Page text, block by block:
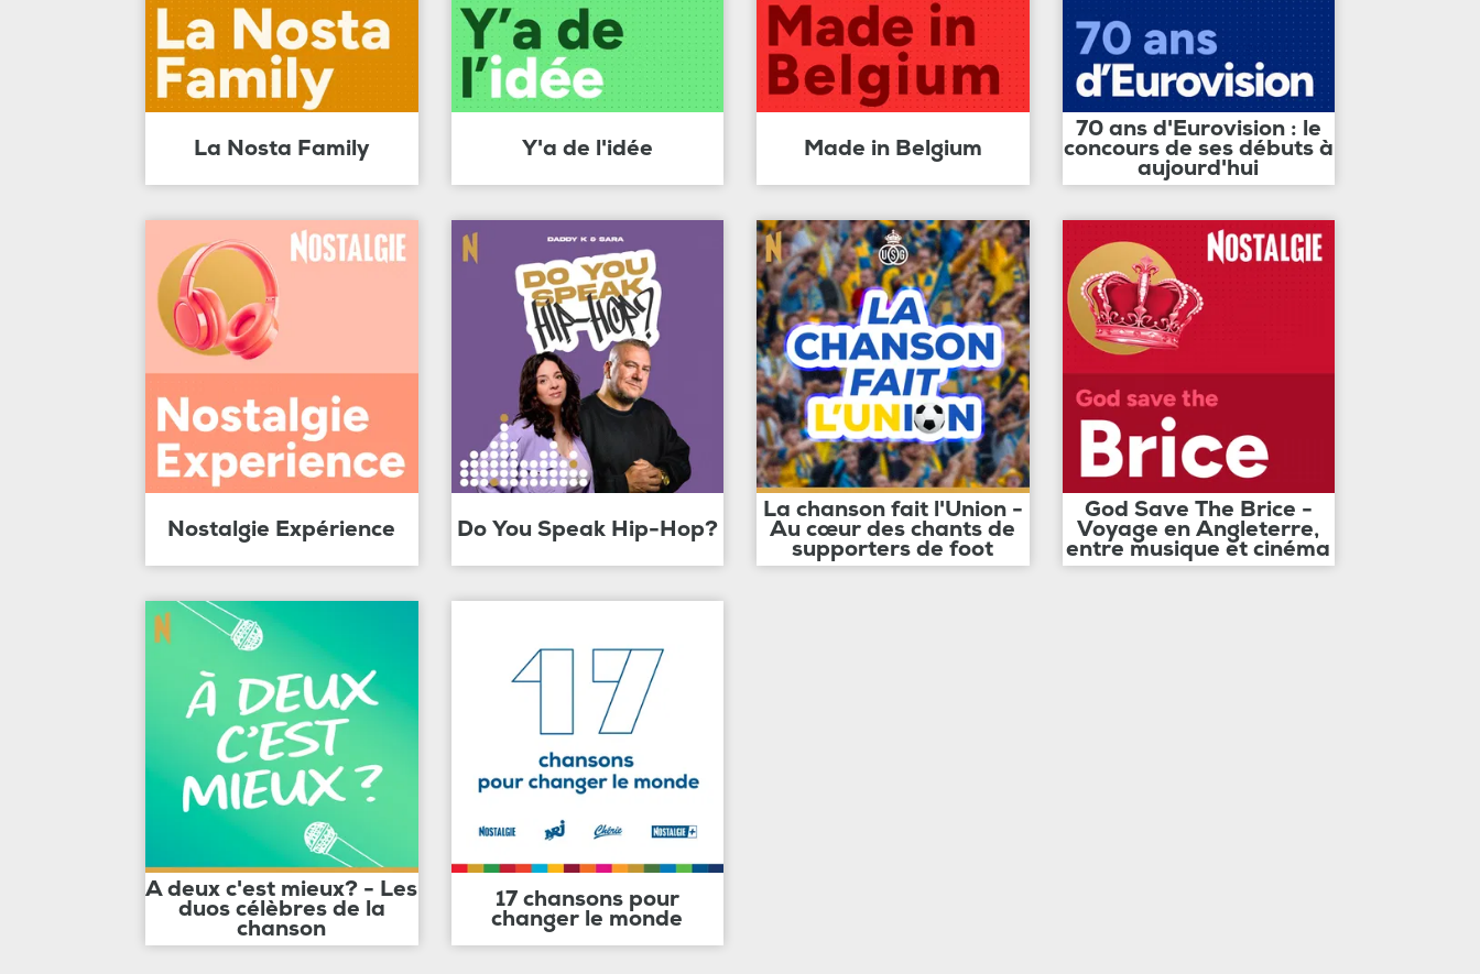
La Nosta Family Y'a de l'idée Made in Belgium
70 ans d'Eurovision : le
concours de ses débuts à
aujourd'hui
Nostalgie Expérience Do You Speak Hip-Hop?
La chanson fait l'Union -
Au cœur des chants de
supporters de foot
God Save The Brice -
Voyage en Angleterre,
entre musique et cinéma
A deux c'est mieux? - Les
duos célèbres de la
chanson
17 chansons pour
changer le monde